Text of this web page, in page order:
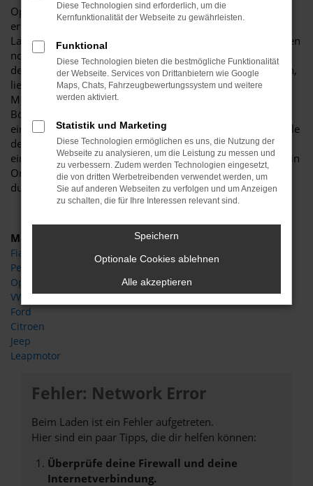
Opel Insignia Gebrauchtwagen zeichnen sich durch
erstklassige Qualität aus. Allgemein bekannt ist die
Langlebigkeit dieses Fahrzeugs, das auch in älteren Auflagen
noch voll und ganz auf Höhe der Zeit fährt. Wenn Sie nach
dem passenden fahrbaren Untersatz für Greifswald suchen,
liegen Sie goldrichtig und sichern sich viele Jahre sorglose
Mobilität. Natürlich bevorzugen auch wir vom Autohaus
Böttche junge Gebrauchtwagen und geben Ihnen für deren
einwandfreie Qualität eine Garantie. Des Weiteren sind viele
der Opel Insignia Gebrauchtwagen für Greifswald mitsamt
eines Scheckhefts im Angebot und somit ist alles tipptopp in
Ordnung. Dass dies ganz sicher der Fall ist, sichern wir
durch die Arbeit unserer Kfz-Meisterwerkstatt.
Marken
Fiat
Peugeot
Opel
VW
Ford
Citroen
Jeep
Leapmotor
Fehler: Network Error
Beim Laden ist ein Fehler aufgetreten.
Hier sind ein paar Tipps, die dir helfen können:
Überprüfe deine Firewall und deine
Internetverbindung.
Diese Technologien sind erforderlich, um die
Kernfunktionalität der Webseite zu gewährleisten.
Funktional
Diese Technologien bieten die bestmögliche Funktionalität
der Webseite. Services von Drittanbietern wie Google
Maps, Chats, Fahrzeugbewertungssystem und weitere
werden aktiviert.
Statistik und Marketing
Diese Technologien ermöglichen es uns, die Nutzung der
Webseite zu analysieren, um die Leistung zu messen und
zu verbessern. Zudem werden Technologien eingesetzt,
die von dritten Werbetreibenden verwendet werden, um
Sie auf anderen Webseiten zu verfolgen und um Anzeigen
zu schalten, die für Ihre Interessen relevant sind.
Speichern
Optionale Cookies ablehnen
Alle akzeptieren